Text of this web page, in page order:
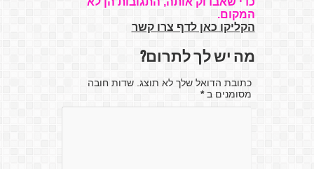
המקום.
הקליקו כאן לדף צרו קשר
מה יש לך לתרום?
כתובת הדואל שלך לא תוצג. שדות חובה
מסומנים ב*